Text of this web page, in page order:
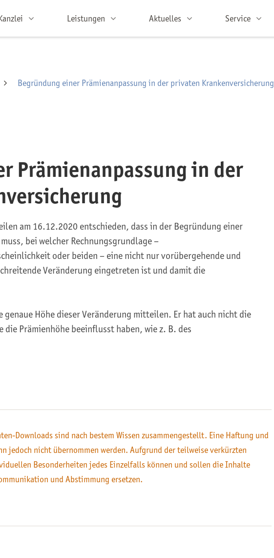
Leistungen Aktuelles Service
Begründung einer Prämienanpassung in der privaten Krankenversicherung
Prämienanpassung in der
am 16.12.2020 entschieden, dass in der Begründung einer
bei welcher Rechnungsgrundlage –
oder beiden – eine nicht nur vorübergehende und
Veränderung eingetreten ist und damit die
genaue Höhe dieser Veränderung mitteilen. Er hat auch nicht die
Prämienhöhe beeinflusst haben, wie z. B. des
Downloads sind nach bestem Wissen zusammengestellt. Eine Haftung und
jedoch nicht übernommen werden. Aufgrund der teilweise verkürzten
Besonderheiten jedes Einzelfalls können und sollen die Inhalte
und Abstimmung ersetzen.